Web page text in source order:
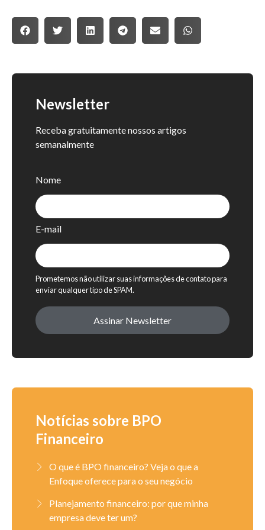
Newsletter
Receba gratuitamente nossos artigos
semanalmente
Nome
E-mail
Prometemos não utilizar suas informações de contato para
enviar qualquer tipo de SPAM.
Assinar Newsletter
Notícias sobre BPO
Financeiro
O que é BPO financeiro? Veja o que a
Enfoque oferece para o seu negócio
Planejamento financeiro: por que minha
empresa deve ter um?